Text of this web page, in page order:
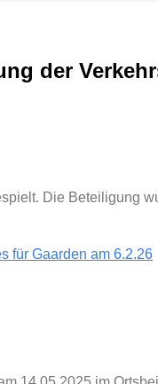
der
Die Beteiligung
für Gaarden am 6.2.26